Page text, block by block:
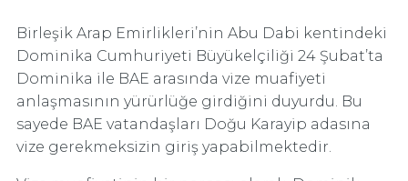
Birleşik Arap Emirlikleri’nin Abu Dabi kentindeki
Dominika Cumhuriyeti Büyükelçiliği 24 Şubat’ta
Dominika ile BAE arasında vize muafiyeti
anlaşmasının yürürlüğe girdiğini duyurdu. Bu
sayede BAE vatandaşları Doğu Karayip adasına
vize gerekmeksizin giriş yapabilmektedir.